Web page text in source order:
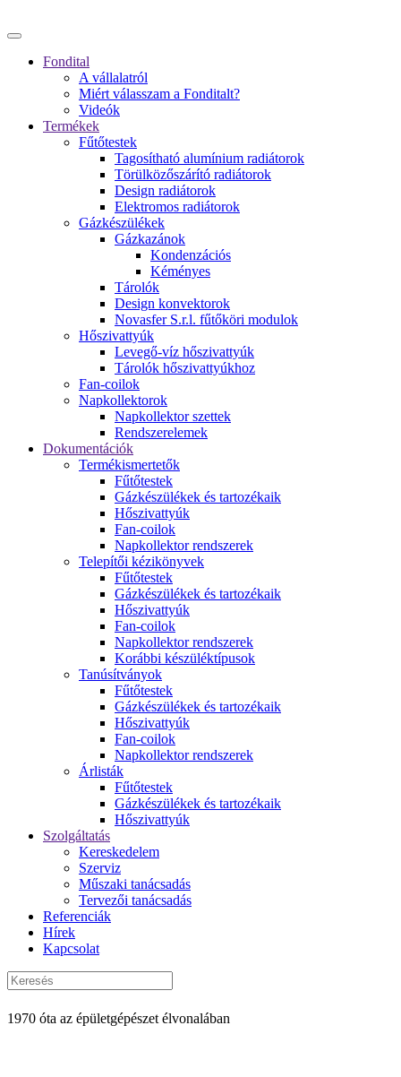
Fondital
A vállalatról
Miért válasszam a Fonditalt?
Videók
Termékek
Fűtőtestek
Tagosítható alumínium radiátorok
Törülközőszárító radiátorok
Design radiátorok
Elektromos radiátorok
Gázkészülékek
Gázkazánok
Kondenzációs
Kéményes
Tárolók
Design konvektorok
Novasfer S.r.l. fűtőköri modulok
Hőszivattyúk
Levegő-víz hőszivattyúk
Tárolók hőszivattyúkhoz
Fan-coilok
Napkollektorok
Napkollektor szettek
Rendszerelemek
Dokumentációk
Termékismertetők
Fűtőtestek
Gázkészülékek és tartozékaik
Hőszivattyúk
Fan-coilok
Napkollektor rendszerek
Telepítői kézikönyvek
Fűtőtestek
Gázkészülékek és tartozékaik
Hőszivattyúk
Fan-coilok
Napkollektor rendszerek
Korábbi készüléktípusok
Tanúsítványok
Fűtőtestek
Gázkészülékek és tartozékaik
Hőszivattyúk
Fan-coilok
Napkollektor rendszerek
Árlisták
Fűtőtestek
Gázkészülékek és tartozékaik
Hőszivattyúk
Szolgáltatás
Kereskedelem
Szerviz
Műszaki tanácsadás
Tervezői tanácsadás
Referenciák
Hírek
Kapcsolat
1970 óta az épületgépészet élvonalában